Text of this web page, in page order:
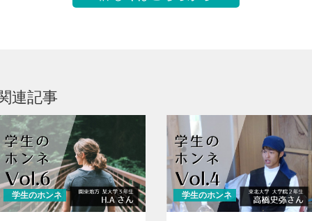
連記事
学生のホンネ 学生のホンネ